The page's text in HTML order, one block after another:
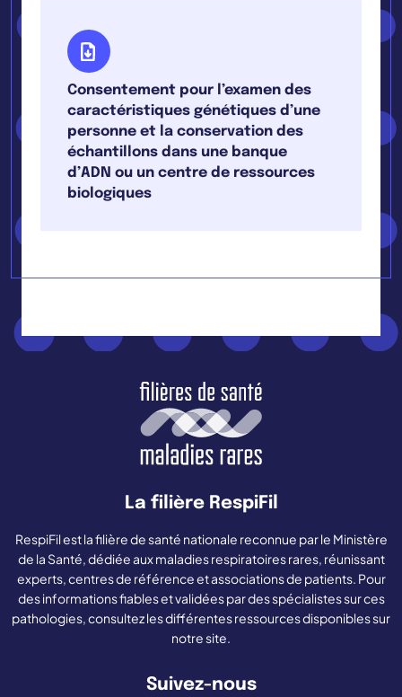
Consentement pour l’examen des
caractéristiques génétiques d’une
personne et la conservation des
échantillons dans une banque
d’ADN ou un centre de ressources
biologiques
La filière RespiFil
RespiFil est la filière de santé nationale reconnue par le Ministère
de la Santé, dédiée aux maladies respiratoires rares, réunissant
experts, centres de référence et associations de patients. Pour
des informations fiables et validées par des spécialistes sur ces
pathologies, consultez les différentes ressources disponibles sur
notre site.
Suivez-nous